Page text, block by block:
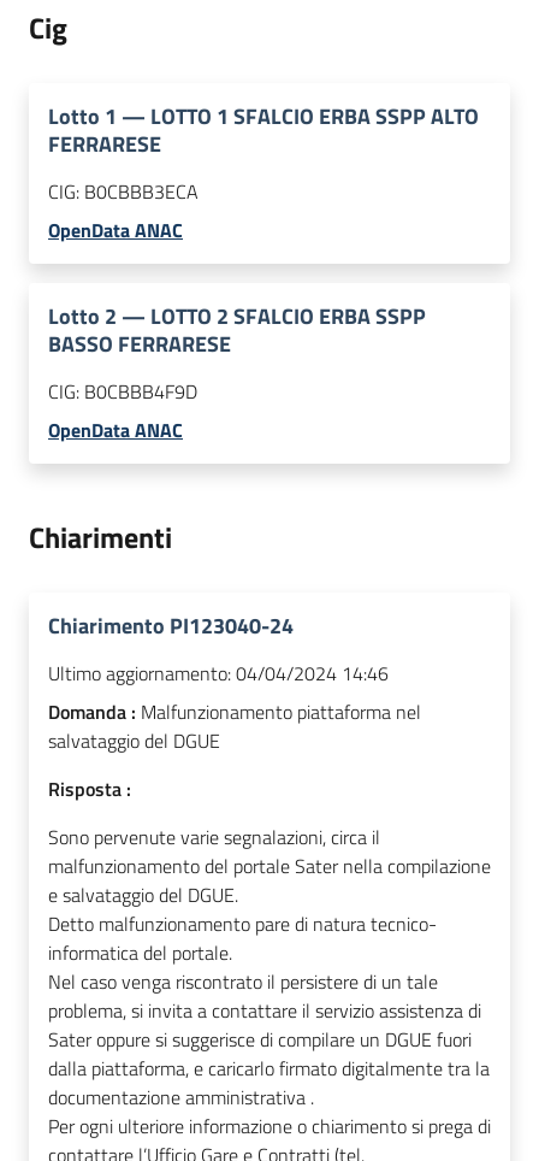
Cig
Lotto 1 — LOTTO 1 SFALCIO ERBA SSPP ALTO
FERRARESE
CIG: B0CBBB3ECA
OpenData ANAC
Lotto 2 — LOTTO 2 SFALCIO ERBA SSPP
BASSO FERRARESE
CIG: B0CBBB4F9D
OpenData ANAC
Chiarimenti
Chiarimento PI123040-24
Ultimo aggiornamento:04/04/2024 14:46
Domanda : Malfunzionamento piattaforma nel
salvataggio del DGUE
Risposta :
Sono pervenute varie segnalazioni, circa il
malfunzionamento del portale Sater nella compilazione
e salvataggio del DGUE.
Detto malfunzionamento pare di natura tecnico-
informatica del portale.
Nel caso venga riscontrato il persistere di un tale
problema, si invita a contattare il servizio assistenza di
Sater oppure si suggerisce di compilare un DGUE fuori
dalla piattaforma, e caricarlo firmato digitalmente tra la
documentazione amministrativa .
Per ogni ulteriore informazione o chiarimento si prega di
contattare l’Ufficio Gare e Contratti (tel.